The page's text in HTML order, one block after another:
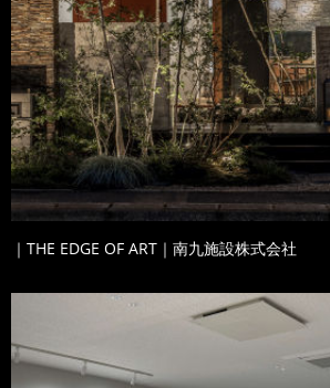
｜THE EDGE OF ART｜南九施設株式会社